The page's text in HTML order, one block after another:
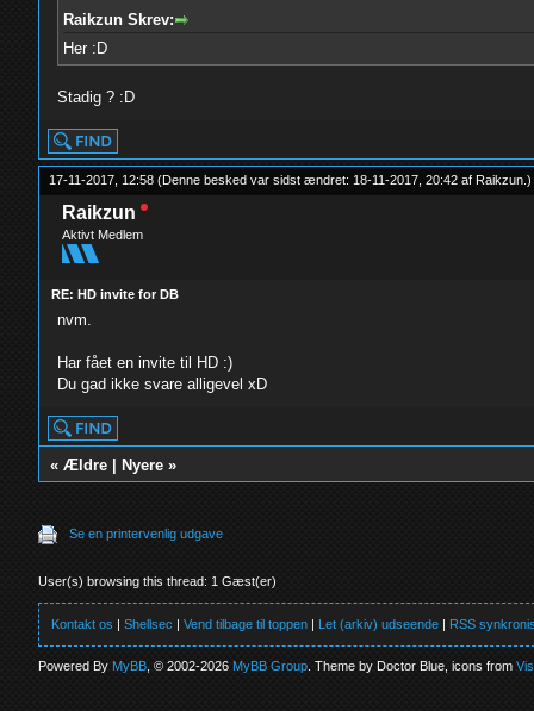
Raikzun Skrev:
Her :D
Stadig ? :D
17-11-2017, 12:58(Denne besked var sidst ændret: 18-11-2017, 20:42 af Raikzun .)
Raikzun
Aktivt Medlem
RE: HD invite for DB
nvm.
Har fået en invite til HD :)
Du gad ikke svare alligevel xD
«Ældre Nyere »
Se en printervenlig udgave
User(s) browsing this thread: 1 Gæst(er)
Kontakt os |Shellsec |Vend tilbage til toppen | Let (arkiv) udseende | RSS
Powered ByMyBB , © 2002-2026MyBB Group . Theme by Doctor Blue, icons from